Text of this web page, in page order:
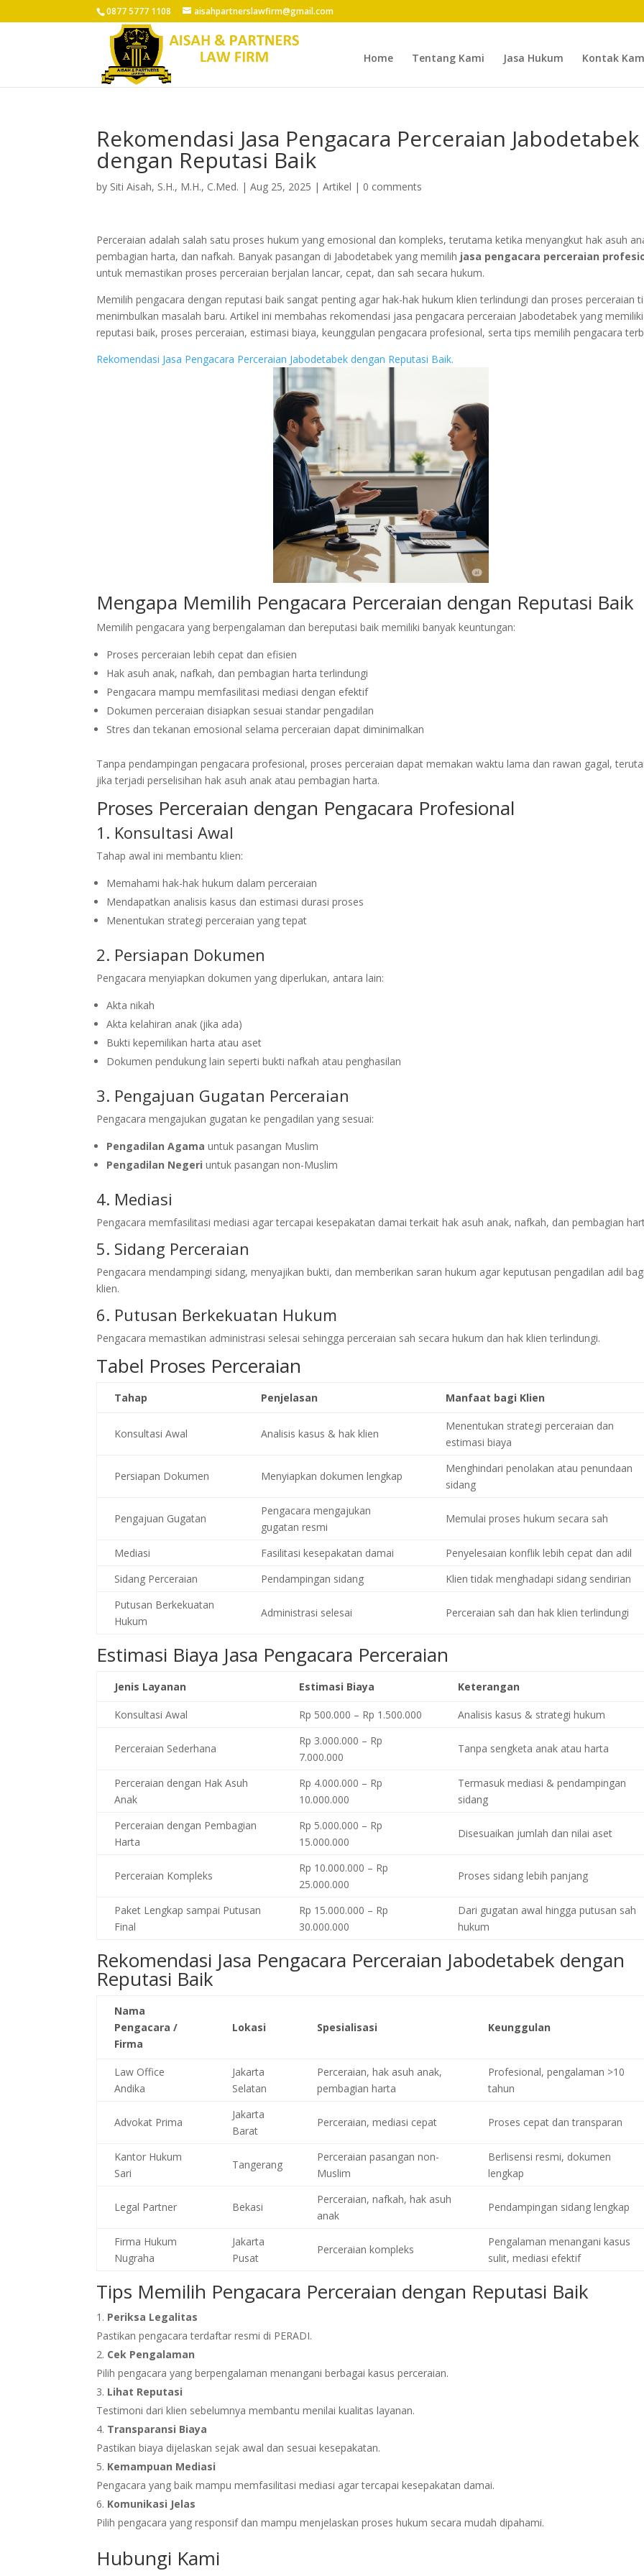
0877 5777 1108 aisahpartnerslawfirm@gmail.com
Home Tentang Kami Jasa Hukum Kontak
Rekomendasi Jasa Pengacara Perceraian Jabodetabek
dengan Reputasi Baik
by Siti Aisah, S.H., M.H., C.Med. |Aug 25, 2025 |Artikel | 0 comments
Perceraian adalah salah satu proses hukum yang emosional dan kompleks, terutama ketika menyangkut hak asuh
pembagian harta, dan nafkah. Banyak pasangan di Jabodetabek yang memilih jasa pengacara perceraian
untuk memastikan proses perceraian berjalan lancar, cepat, dan sah secara hukum.
Memilih pengacara dengan reputasi baik sangat penting agar hak-hak hukum klien terlindungi dan proses perceraian
menimbulkan masalah baru. Artikel ini membahas rekomendasi jasa pengacara perceraian Jabodetabek yang memiliki
reputasi baik, proses perceraian, estimasi biaya, keunggulan pengacara profesional, serta tips memilih pengacara
Rekomendasi Jasa Pengacara Perceraian Jabodetabek dengan Reputasi Baik.
Mengapa Memilih Pengacara Perceraian dengan Reputasi Baik
Memilih pengacara yang berpengalaman dan bereputasi baik memiliki banyak keuntungan:
Proses perceraian lebih cepat dan efisien
Hak asuh anak, nafkah, dan pembagian harta terlindungi
Pengacara mampu memfasilitasi mediasi dengan efektif
Dokumen perceraian disiapkan sesuai standar pengadilan
Stres dan tekanan emosional selama perceraian dapat diminimalkan
Tanpa pendampingan pengacara profesional, proses perceraian dapat memakan waktu lama dan rawan gagal,
jika terjadi perselisihan hak asuh anak atau pembagian harta.
Proses Perceraian dengan Pengacara Profesional
1. Konsultasi Awal
Tahap awal ini membantu klien:
Memahami hak-hak hukum dalam perceraian
Mendapatkan analisis kasus dan estimasi durasi proses
Menentukan strategi perceraian yang tepat
2. Persiapan Dokumen
Pengacara menyiapkan dokumen yang diperlukan, antara lain:
Akta nikah
Akta kelahiran anak (jika ada)
Bukti kepemilikan harta atau aset
Dokumen pendukung lain seperti bukti nafkah atau penghasilan
3. Pengajuan Gugatan Perceraian
Pengacara mengajukan gugatan ke pengadilan yang sesuai:
Pengadilan Agama untuk pasangan Muslim
Pengadilan Negeri untuk pasangan non-Muslim
4. Mediasi
Pengacara memfasilitasi mediasi agar tercapai kesepakatan damai terkait hak asuh anak, nafkah, dan pembagian
5. Sidang Perceraian
Pengacara mendampingi sidang, menyajikan bukti, dan memberikan saran hukum agar keputusan pengadilan adil
klien.
6. Putusan Berkekuatan Hukum
Pengacara memastikan administrasi selesai sehingga perceraian sah secara hukum dan hak klien terlindungi.
Tabel Proses Perceraian
Tahap Penjelasan Manfaat bagi Klien
Konsultasi Awal Analisis kasus & hak klien
Menentukan strategi perceraian dan
estimasi biaya
Persiapan Dokumen Menyiapkan dokumen lengkap
Menghindari penolakan atau penundaan
sidang
Pengajuan Gugatan
Pengacara mengajukan
gugatan resmi
Memulai proses hukum secara sah
Mediasi Fasilitasi kesepakatan damai
Penyelesaian konflik lebih cepat dan adil
Sidang Perceraian
Pendampingan sidang
Klien tidak menghadapi sidang sendirian
Putusan Berkekuatan
Hukum
Administrasi selesai Perceraian sah dan hak klien terlindungi
Estimasi Biaya Jasa Pengacara Perceraian
Jenis Layanan Estimasi Biaya Keterangan
Konsultasi Awal Rp 500.000 – Rp 1.500.000 Analisis kasus & strategi hukum
Perceraian Sederhana
Rp 3.000.000 – Rp
7.000.000
Tanpa sengketa anak atau harta
Perceraian dengan Hak Asuh
Anak
Rp 4.000.000 – Rp
10.000.000
Termasuk mediasi & pendampingan
sidang
Perceraian dengan Pembagian
Harta
Rp 5.000.000 – Rp
15.000.000
Disesuaikan jumlah dan nilai aset
Perceraian Kompleks
Rp 10.000.000 – Rp
25.000.000
Proses sidang lebih panjang
Paket Lengkap sampai Putusan
Final
Rp 15.000.000 – Rp
30.000.000
Dari gugatan awal hingga putusan sah
hukum
Rekomendasi Jasa Pengacara Perceraian Jabodetabek dengan
Reputasi Baik
Nama
Pengacara /
Firma
Lokasi Spesialisasi Keunggulan
Law Office
Andika
Jakarta
Selatan
Perceraian, hak asuh anak,
pembagian harta
Profesional, pengalaman >10
tahun
Advokat Prima
Jakarta
Barat
Perceraian, mediasi cepat Proses cepat dan transparan
Kantor Hukum
Sari
Tangerang
Perceraian pasangan non-
Muslim
Berlisensi resmi, dokumen
lengkap
Legal Partner Bekasi
Perceraian, nafkah, hak asuh
anak
Pendampingan sidang lengkap
Firma Hukum
Nugraha
Jakarta
Pusat
Perceraian kompleks
Pengalaman menangani kasus
sulit, mediasi efektif
Tips Memilih Pengacara Perceraian dengan Reputasi Baik
Periksa Legalitas
Pastikan pengacara terdaftar resmi di PERADI.
Cek Pengalaman
Pilih pengacara yang berpengalaman menangani berbagai kasus perceraian.
Lihat Reputasi
Testimoni dari klien sebelumnya membantu menilai kualitas layanan.
Transparansi Biaya
Pastikan biaya dijelaskan sejak awal dan sesuai kesepakatan.
Kemampuan Mediasi
Pengacara yang baik mampu memfasilitasi mediasi agar tercapai kesepakatan damai.
Komunikasi Jelas
Pilih pengacara yang responsif dan mampu menjelaskan proses hukum secara mudah dipahami.
Hubungi Kami